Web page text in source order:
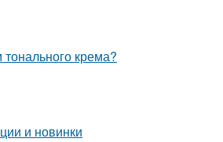
крема?
и новинки